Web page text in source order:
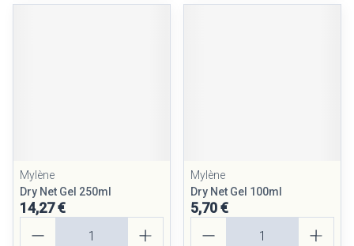
Mylène
Dry Net Gel 250ml
14,27 €
Mylène
Dry Net Gel 100ml
5,70 €